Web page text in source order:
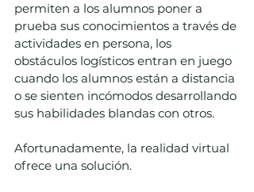
permiten a los alumnos poner a
prueba sus conocimientos a través de
actividades en persona, los
obstáculos logísticos entran en juego
cuando los alumnos están a distancia
o se sienten incómodos desarrollando
sus habilidades blandas con otros.
Afortunadamente, la realidad virtual
ofrece una solución.